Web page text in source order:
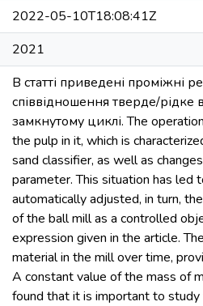
2022-05-10T18:08:41Z
2021
В статті приведені проміжні
співвідношення тверде/
замкнутому циклі. The
the pulp in it, which is
sand classifier, as well as
parameter. This situation has led
automatically adjusted, in turn,
of the ball mill as a controlled
expression given in the article.
material in the mill over time,
A constant value of the mass of
found that it is important to